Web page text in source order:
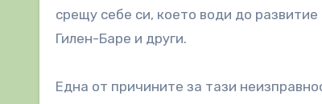
срещу себе си, което води до развитие
Гилен-Баре и други.
Една от причините за тази